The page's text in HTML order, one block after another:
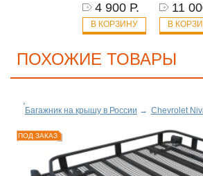
4 900 Р.
В КОРЗИНУ
11
В
ПОХОЖИЕ ТОВАРЫ
Багажник на крышу в России → Chevrolet
ПОД ЗАКАЗ